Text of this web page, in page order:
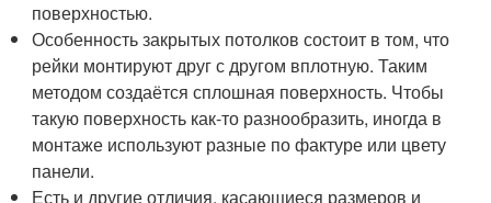
поверхностью.
Особенность закрытых потолков состоит в том, что
рейки монтируют друг с другом вплотную. Таким
методом создаётся сплошная поверхность. Чтобы
такую поверхность как-то разнообразить, иногда в
монтаже используют разные по фактуре или цвету
панели.
Есть и другие отличия, касающиеся размеров и